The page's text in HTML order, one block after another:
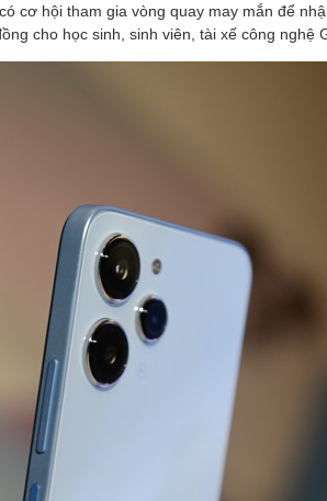
cơ hội tham gia vòng quay may mắn để
cho học sinh, sinh viên, tài xế công nghệ